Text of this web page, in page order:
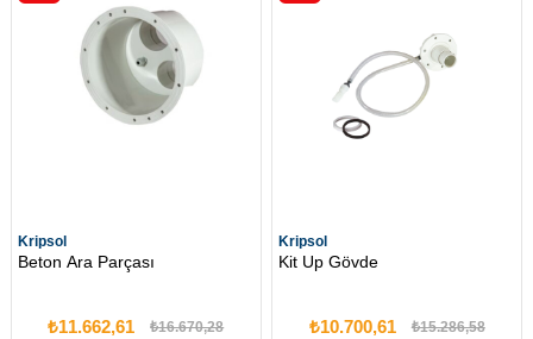
Kripsol
Beton Ara Parçası
₺11.662,61 ₺16.670,28
Kripsol
Kit Up Gövde
₺10.700,61 ₺15.286,58